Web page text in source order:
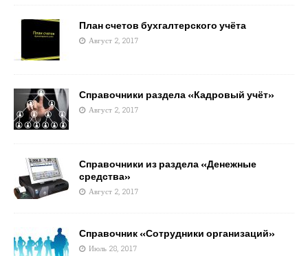
План счетов бухгалтерского учёта
Август 2, 2017
Справочники раздела «Кадровый учёт»
Август 2, 2017
Справочники из раздела «Денежные
средства»
Август 2, 2017
Справочник «Сотрудники организаций»
Июль 28, 2017